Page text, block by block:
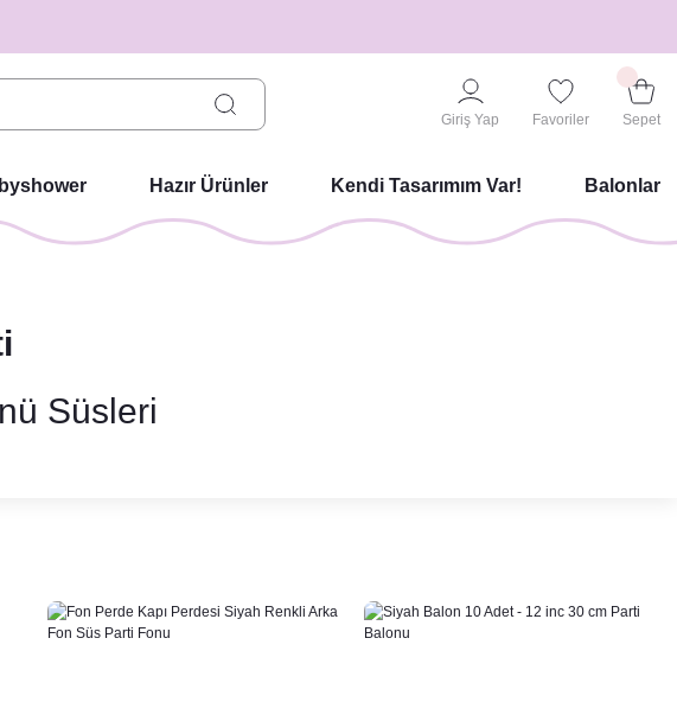
Giriş Yap Favoriler Sepet
Hazır Ürünler Kendi Tasarımım Var! Balonlar
Süsleri